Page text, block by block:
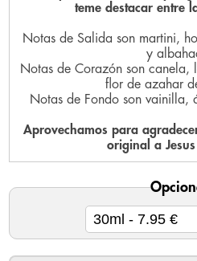
teme destacar
Notas de Salida son martini,
y
Notas de Corazón son
flor de azahar
Notas de Fondo son vainilla,
Aprovechamos para
original a